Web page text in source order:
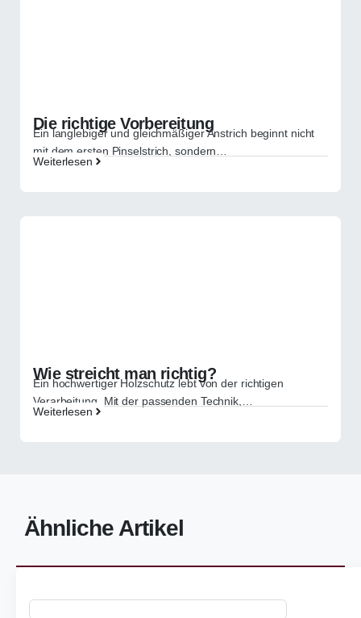
Die richtige Vorbereitung
Ein langlebiger und gleichmäßiger Anstrich beginnt nicht
mit dem ersten Pinselstrich, sondern…
Weiterlesen
Wie streicht man richtig?
Ein hochwertiger Holzschutz lebt von der richtigen
Verarbeitung. Mit der passenden Technik,…
Weiterlesen
Ähnliche Artikel